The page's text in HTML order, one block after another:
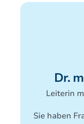
Dr.
Leiterin
Sie haben